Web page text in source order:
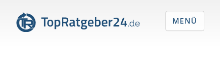
MENÜ